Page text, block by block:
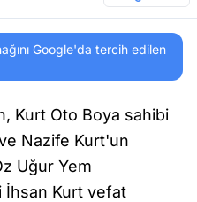
Google'da tercih edilen
Kurt Oto Boya sahibi
Nazife Kurt'un
Uğur Yem
İhsan Kurt vefat